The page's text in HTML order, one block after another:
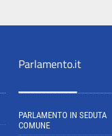
Parlamento.it
PARLAMENTO IN SEDUTA
COMUNE